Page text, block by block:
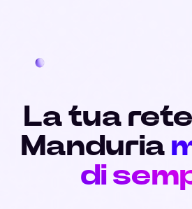
La tua
Manduria
di